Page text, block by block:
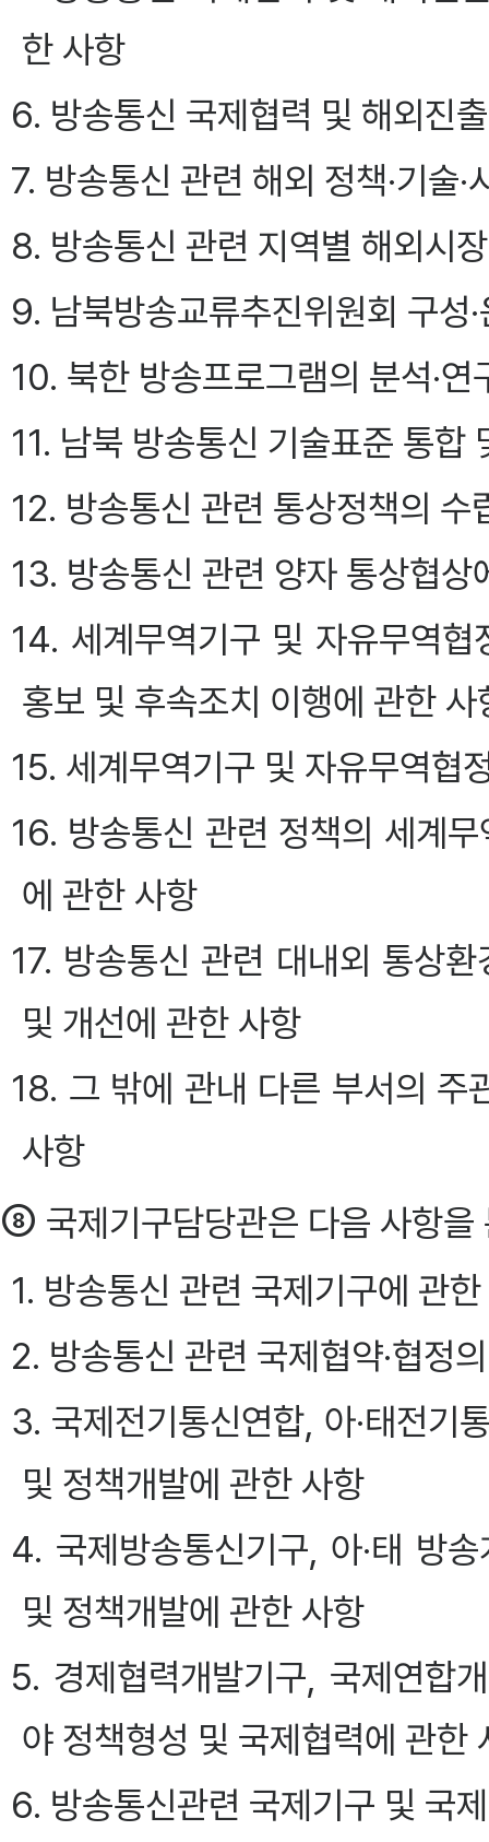
한 사항
6. 방송통신 국제협력 및 해외진
7. 방송통신 관련 해외 정책·기술
8. 방송통신 관련 지역별 해외시
9. 남북방송교류추진위원회 구성
10. 북한 방송프로그램의 분석·연
11. 남북 방송통신 기술표준 통합
12. 방송통신 관련 통상정책의 수
13. 방송통신 관련 양자 통상협상
14. 세계무역기구 및 자유무역
홍보 및 후속조치 이행에 관한 사
15. 세계무역기구 및 자유무역협
16. 방송통신 관련 정책의 세계
에 관한 사항
17. 방송통신 관련 대내외 통상
및 개선에 관한 사항
18. 그 밖에 관내 다른 부서의 주
사항
⑧ 국제기구담당관은 다음 사항을
1. 방송통신 관련 국제기구에 관
2. 방송통신 관련 국제협약·협정
3. 국제전기통신연합, 아·태전기
및 정책개발에 관한 사항
4. 국제방송통신기구, 아·태 방
및 정책개발에 관한 사항
5. 경제협력개발기구, 국제연합
야 정책형성 및 국제협력에 관한
6. 방송통신관련 국제기구 및 국